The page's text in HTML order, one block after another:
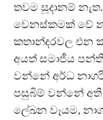
තවම සූදානම්
වෙනස්කමක් වේ
කතාන්දරවල එන
අයත් සමාජීය
වන්නේ අර්ධ
පසුබිම් වන්නේ අති
ලේඛන වෑයම,